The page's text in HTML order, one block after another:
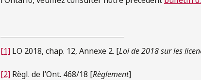
[1] LO 2018, chap. 12, Annexe 2. [Loi de 2018 sur les
[2] Règl. de l’Ont. 468/18 [Règlement]